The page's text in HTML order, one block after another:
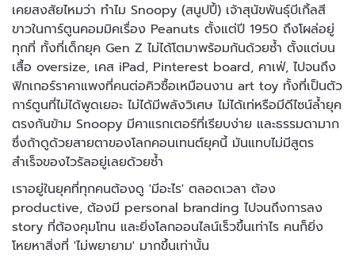
เคยสงสัยไหมว่า ทำไม Snoopy (สนูปปี้) เจ้าสุนัขพันธุ์บีเกิ้ลสี
ขาวในการ์ตูนคอมมิคเรื่อง Peanuts ตั้งแต่ปี 1950 ถึงโผล่อยู่
ทุกที่ ทั้งที่เด็กยุค Gen Z ไม่ได้โตมาพร้อมกันด้วยซ้ำ ตั้งแต่บน
เสื้อ oversize, เคส iPad, Pinterest board, คาเฟ่, ไปจนถึง
ฟิกเกอร์ราคาแพงที่คนต่อคิวซื้อเหมือนงาน art toy ทั้งที่เป็นตัว
การ์ตูนที่ไม่ได้พูดเยอะ ไม่ได้มีพลังวิเศษ ไม่ได้เท่หรือมีดีไซน์ล้ำยุค
ตรงกันข้าม Snoopy มีคาแรกเตอร์ที่เรียบง่าย และธรรมดามาก
ซึ่งถ้าดูด้วยสายตาของโลกคอนเทนต์ยุคนี้ มันแทบไม่มีสูตร
สำเร็จของไวรัลอยู่เลยด้วยซ้ำ
เราอยู่ในยุคที่ทุกคนต้องดู 'มีอะไร' ตลอดเวลา ต้อง
productive, ต้องมี personal branding ไปจนถึงการลง
story ที่ต้องคุมโทน และยิ่งโลกออนไลน์เร็วขึ้นเท่าไร คนก็ยิ่ง
โหยหาสิ่งที่ 'ไม่พยายาม' มากขึ้นเท่านั้น